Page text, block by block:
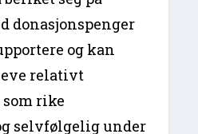
donasjonspenger
og kan
relativt
rike
selvfølgelig under